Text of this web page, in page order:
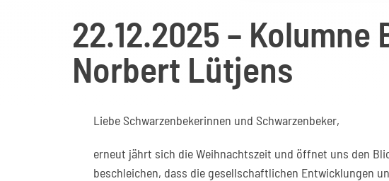
22.12.2025 –
Norbert Lütjens
Liebe Schwarzenbekerinnen und Schwarzenbeker,
erneut jährt sich die Weihnachtszeit und öffnet uns den
beschleichen, dass die gesellschaftlichen Entwicklungen